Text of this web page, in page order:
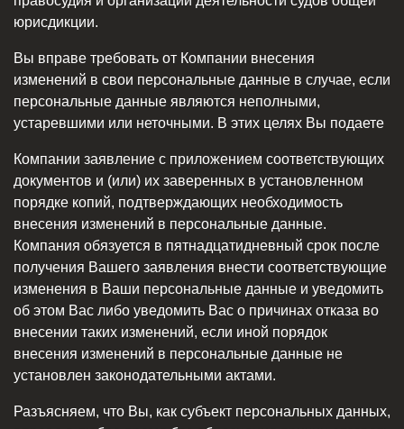
юрисдикции.
Вы вправе требовать от Компании внесения
изменений в свои персональные данные в случае, если
персональные данные являются неполными,
устаревшими или неточными. В этих целях Вы подаете
Компании заявление с приложением соответствующих
документов и (или) их заверенных в установленном
порядке копий, подтверждающих необходимость
внесения изменений в персональные данные.
Компания обязуется в пятнадцатидневный срок после
получения Вашего заявления внести соответствующие
изменения в Ваши персональные данные и уведомить
об этом Вас либо уведомить Вас о причинах отказа во
внесении таких изменений, если иной порядок
внесения изменений в персональные данные не
установлен законодательными актами.
Разъясняем, что Вы, как субъект персональных данных,